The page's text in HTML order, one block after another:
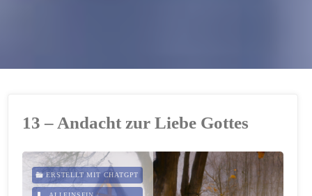
13 – Andacht zur Liebe Gottes
ERSTELLT MIT CHATGPT